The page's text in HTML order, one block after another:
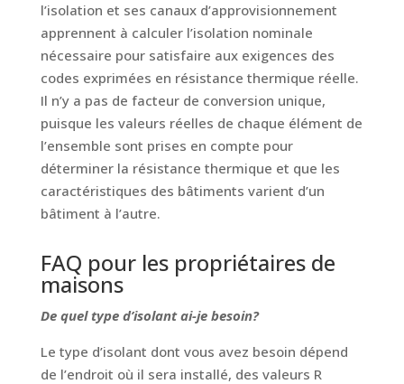
l’isolation et ses canaux d’approvisionnement
apprennent à calculer l’isolation nominale
nécessaire pour satisfaire aux exigences des
codes exprimées en résistance thermique réelle.
Il n’y a pas de facteur de conversion unique,
puisque les valeurs réelles de chaque élément de
l’ensemble sont prises en compte pour
déterminer la résistance thermique et que les
caractéristiques des bâtiments varient d’un
bâtiment à l’autre.
FAQ pour les propriétaires de
maisons
De quel type d’isolant ai-je besoin?
Le type d’isolant dont vous avez besoin dépend
de l’endroit où il sera installé, des valeurs R